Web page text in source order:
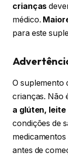
crianças
médico.
para este
O suplemento
crianças. Não
a glúten, leite
condições de
antes de